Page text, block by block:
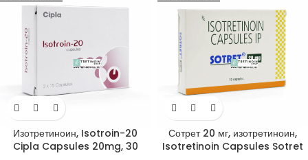
Изотретиноин, Isotroin-20
Cipla Capsules 20mg, 30
Сотрет 20 мг, изотретиноин,
Isotretinoin Capsules Sotret